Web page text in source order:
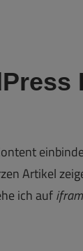
Artikel
ich auf